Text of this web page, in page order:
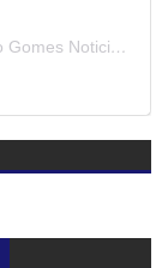
Uma publicação partilhada por Blog Adalberto Gomes Noticias (@blogadalbertogomesnoticiass)